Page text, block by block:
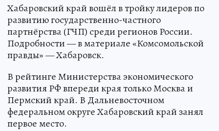
Хабаровский край вошёл в тройку лидеров по
развитию государственно-частного
партнёрства (ГЧП) среди регионов России.
Подробности — в материале «Комсомольской
правды» — Хабаровск.
В рейтинге Министерства экономического
развития РФ впереди края только Москва и
Пермский край. В Дальневосточном
федеральном округе Хабаровский край занял
первое место.